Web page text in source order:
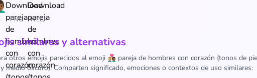
PNG WEBP
similares y alternativas
otros emojis parecidos al emoji 👨🏼‍❤️‍👨🏾 pareja de hombres con corazón (tonos de
medio oscuro). Comparten significado, emociones o contextos de uso similares: